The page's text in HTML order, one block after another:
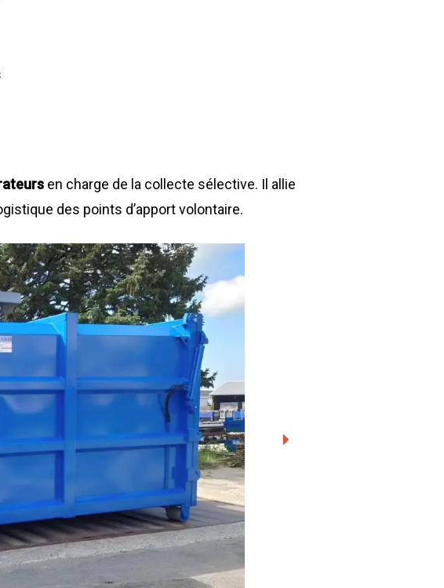
en charge de la collecte sélective. Il allie
des points d’apport volontaire.
77590 BOIS LE ROI
Tél : 01 60 69 68 66